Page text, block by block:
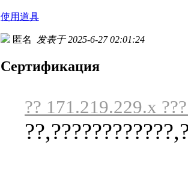
使用道具
匿名 发表于 2025-6-27 02:01:24
Сертификация
?? 171.219.229.x